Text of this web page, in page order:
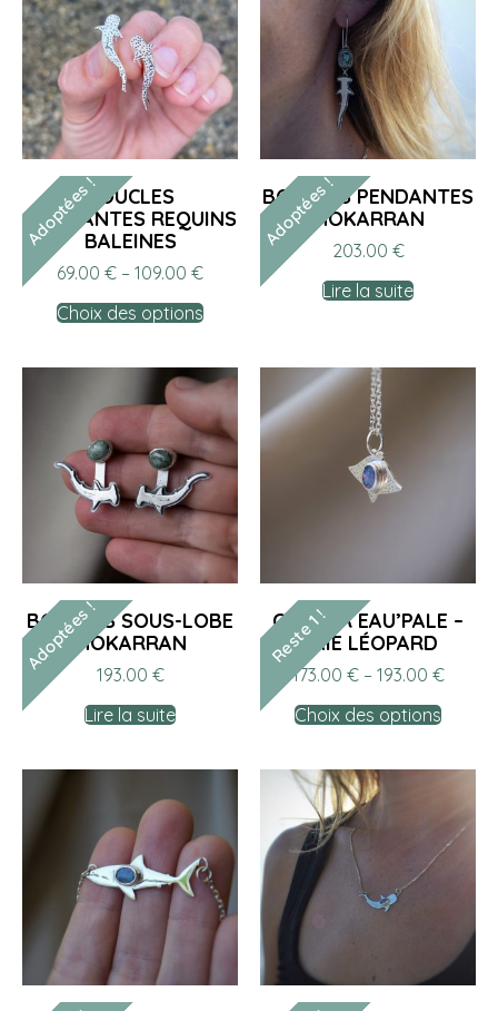
Adoptées !BOUCLES
MONTANTES REQUINS
BALEINES
69.00 € – 109.00 €
Choix des options
Adoptées !
BOUCLES PENDANTES
MOKARRAN
203.00 €
Lire la suite
Adoptées !
BOUCLES SOUS-LOBE
MOKARRAN
193.00 €
Lire la suite
Reste 1 !
COLLIER EAU’PALE –
RAIE LÉOPARD
173.00 €– 193.00 €
Choix des options